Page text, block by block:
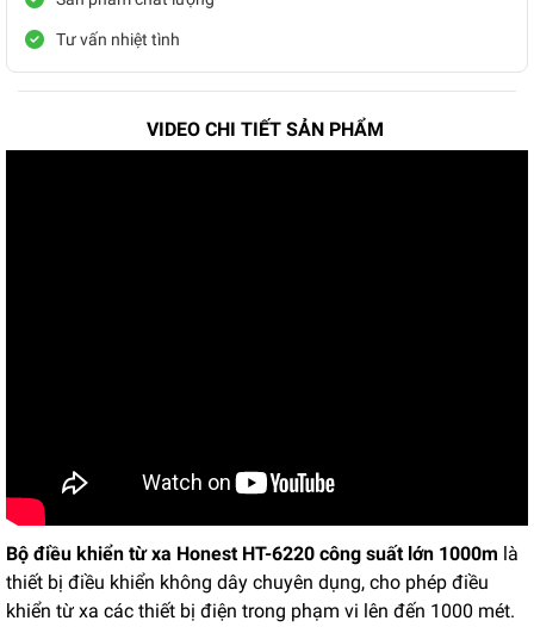
Tư vấn nhiệt tình
VIDEO CHI TIẾT SẢN PHẨM
Bộ điều khiển từ xa Honest HT-6220 công suất lớn 1000m là
thiết bị điều khiển không dây chuyên dụng, cho phép điều
khiển từ xa các thiết bị điện trong phạm vi lên đến 1000 mét.